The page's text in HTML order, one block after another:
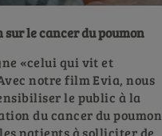
sur le cancer du poumon
«celui qui vit et
notre film Evia, nous
le public à la
du cancer du poumon
patients à solliciter de